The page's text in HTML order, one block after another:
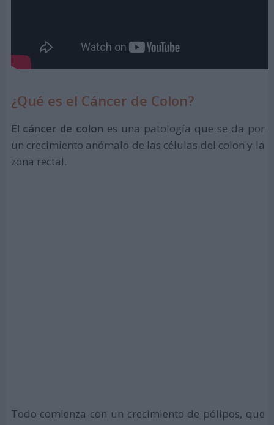
¿Qué es el Cáncer de Colon?
El cáncer de colon es una patología que se da por
un crecimiento anómalo de las células del colon y la
zona rectal.
Todo comienza con un crecimiento de pólipos, que